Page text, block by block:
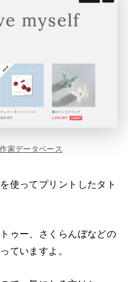
家データベース
使ってプリントしたタト
ゥー、さくらんぼなどの
ていますよ。